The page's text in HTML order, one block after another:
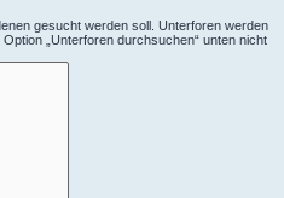
gesucht werden soll. Unterforen werden
„Unterforen durchsuchen“ unten nicht